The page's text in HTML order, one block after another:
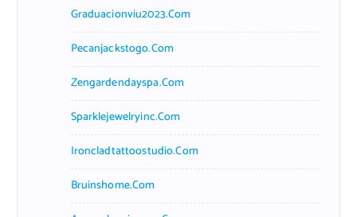
Graduacionviu2023.com
Pecanjackstogo.com
Zengardendayspa.com
Sparklejewelryinc.com
Ironcladtattoostudio.com
Bruinshome.com